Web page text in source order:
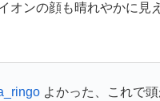
オンの顔も晴れやかに見
よかった、これで